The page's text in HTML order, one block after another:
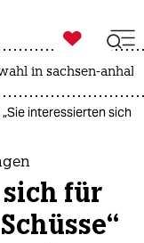

taz zahl ich
in sachsen-anhalt
interessierten sich
für